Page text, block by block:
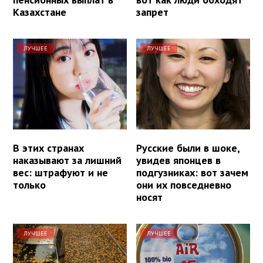
Казахстане
запрет
ЛУЧШЕЕ
В этих странах
наказывают за лишний
вес: штрафуют и не
только
ЛУЧШЕЕ
Русские были в шоке,
увидев японцев в
подгузниках: вот зачем
они их повседневно
носят
ЛУЧШЕЕ ЛУЧШЕЕ